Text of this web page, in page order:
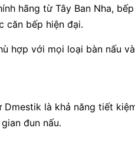
hãng từ Tây Ban Nha,
căn bếp hiện đại.
hợp với mọi loại bàn nấu
là khả năng tiết
đun nấu.